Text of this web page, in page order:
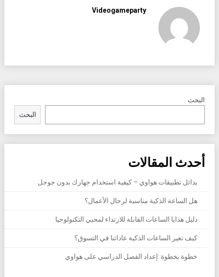
Videogameparty
البحث
البحث
أحدث المقالات
بدائل تطبيقات هواوي – كيفية استخدام جهازك بدون جوجل
هل الساعة الذكية مناسبة لرجال الأعمال؟
دليل هدايا الساعات القابلة للارتداء لمحبي التكنولوجيا
كيف تغير الساعات الذكية عاداتنا في التسوق؟
خطوة بخطوة: إعداد الفصل الدراسي على هواوي